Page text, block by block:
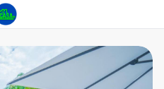
METRO COUNTRY CLUB -